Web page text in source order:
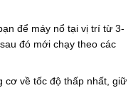
để máy nổ tại vị trí từ 3-
đó mới chạy theo các
cơ về tốc độ thấp nhất, giữ